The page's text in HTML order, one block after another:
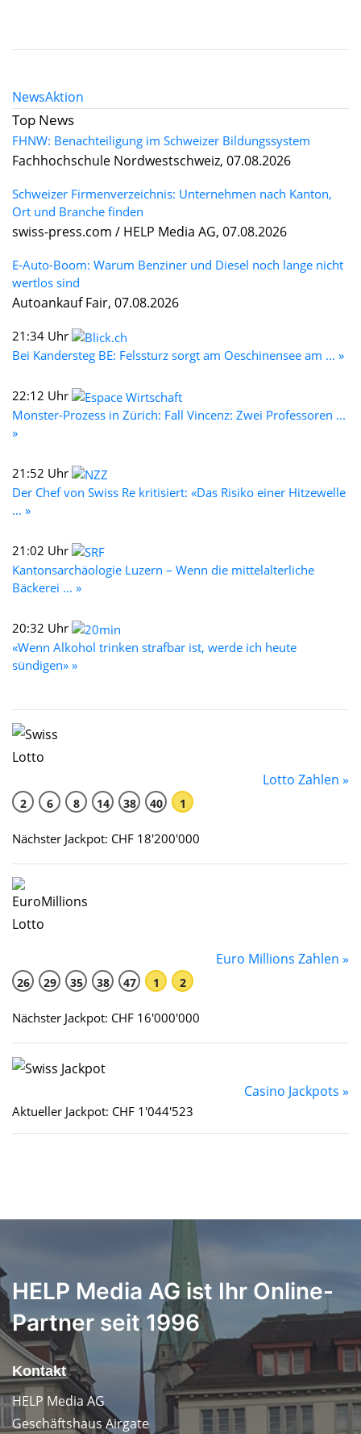
NewsAktion
Top News
FHNW: Benachteiligung im Schweizer Bildungssystem
Fachhochschule Nordwestschweiz, 07.08.2026
Schweizer Firmenverzeichnis: Unternehmen nach Kanton,
Ort und Branche finden
swiss-press.com / HELP Media AG, 07.08.2026
E-Auto-Boom: Warum Benziner und Diesel noch lange nicht
wertlos sind
Autoankauf Fair, 07.08.2026
21:34 Uhr
Bei Kandersteg BE: Felssturz sorgt am Oeschinensee am ... »
22:12 Uhr
Monster-Prozess in Zürich: Fall Vincenz: Zwei Professoren ...
»
21:52 Uhr
Der Chef von Swiss Re kritisiert: «Das Risiko einer Hitzewelle
... »
21:02 Uhr
Kantonsarchäologie Luzern – Wenn die mittelalterliche
Bäckerei ... »
20:32 Uhr
«Wenn Alkohol trinken strafbar ist, werde ich heute
sündigen» »
Lotto Zahlen »
2 6 8 14 38 40 1
Nächster Jackpot: CHF 18'200'000
Euro Millions Zahlen »
26 29 35 38 47 1 2
Nächster Jackpot: CHF 16'000'000
Casino Jackpots »
Aktueller Jackpot: CHF 1'044'523
HELP Media AG ist Ihr Online-
Partner seit 1996
Kontakt
HELP Media AG
Geschäftshaus Airgate